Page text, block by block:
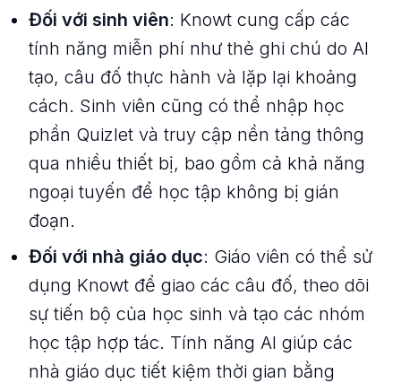
Đối với sinh viên: Knowt cung cấp các
tính năng miễn phí như thẻ ghi chú do AI
tạo, câu đố thực hành và lặp lại khoảng
cách. Sinh viên cũng có thể nhập học
phần Quizlet và truy cập nền tảng thông
qua nhiều thiết bị, bao gồm cả khả năng
ngoại tuyến để học tập không bị gián
đoạn.
Đối với nhà giáo dục: Giáo viên có thể sử
dụng Knowt để giao các câu đố, theo dõi
sự tiến bộ của học sinh và tạo các nhóm
học tập hợp tác. Tính năng AI giúp các
nhà giáo dục tiết kiệm thời gian bằng